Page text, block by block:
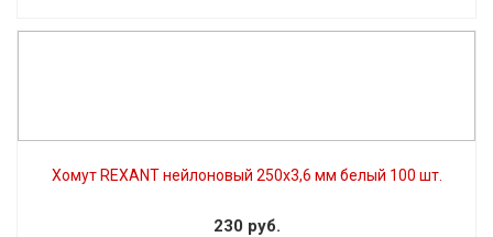
Хомут REXANT нейлоновый 250х3,6 мм белый 100 шт.
230 руб.